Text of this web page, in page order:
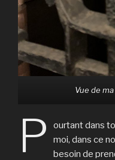
Vue de
P
ourtant dans
moi, dans ce
besoin de